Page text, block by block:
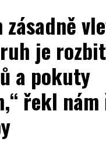
zásadně
je
a pokuty
řekl